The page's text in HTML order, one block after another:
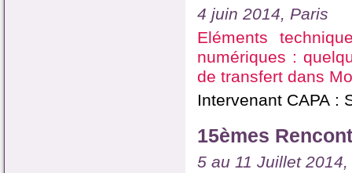
4 juin 2014, Paris
Eléments
numériques :
de transfert dans
Intervenant CAPA :
15èmes
5 au 11 Juillet